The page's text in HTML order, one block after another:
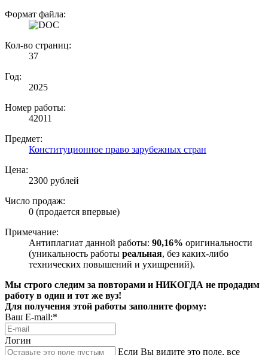
Формат файла:
Кол-во страниц:
37
Год:
2025
Номер работы:
42011
Предмет:
Конституционное право зарубежных стран
Цена:
2300 рублей
Число продаж:
0 (продается впервые)
Примечание:
Антиплагиат данной работы: 90,16% оригинальности
(уникальность работы реальная, без каких-либо
технических повышений и ухищрений).
Мы строго следим за повторами и НИКОГДА не продадим
работу в один и тот же вуз!
Для получения этой работы заполните форму:
Ваш E-mail:*
Логин
Если Вы видите это поле, все